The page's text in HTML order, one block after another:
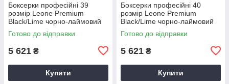
Боксерки професійні 39
розмір Leone Premium
Black/Lime чорно-лаймовий
Готово до відправки
5 621 ₴
Купити
Боксерки професійні 40
розмір Leone Premium
Black/Lime чорно-лаймовий
Готово до відправки
5 621 ₴
Купити